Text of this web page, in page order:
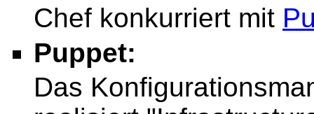
Chef konkurriert mit
Puppet:
Das